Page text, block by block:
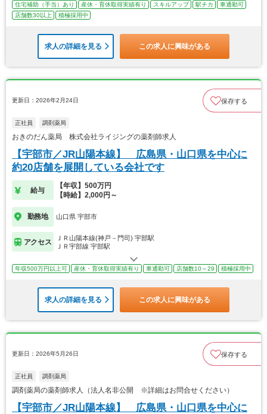
住宅補助（手当）あり
産休・育休取得実績有り スキルアップ 駅チカ
車通勤可
店舗数30以上
積極採用中
求人の詳細を見る この求人に興味がある
更新日：2026年2月24日 保存する
正社員 調剤薬局
おきのだん薬局 株式会社ライジングの薬剤師求人
【宇部市／JR山陽本線】 広島県・山口県を中心に
約20店舗を展開している会社です
給与
【年収】500万円
【時給】2,000円～
勤務地 山口県 宇部市
アクセス
ＪＲ山陽本線(神戸－門司) 宇部駅
ＪＲ宇部線 宇部駅
年収500万円以上可 産休・育休取得実績有り 車通勤可 店舗数10～29 積極採用中
求人の詳細を見る この求人に興味がある
更新日：2026年5月26日 保存する
正社員 調剤薬局
調剤薬局の薬剤師求人（法人名非公開 ※詳細はお問合せください）
【宇部市／JR山陽本線】 広島県・山口県を中心に